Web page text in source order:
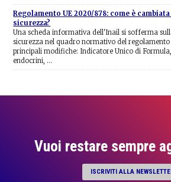
Regolamento UE 2020/878: come è
sicurezza?
Una scheda informativa dell'Inail si sofferma
sicurezza nel quadro normativo del regolamento
principali modifiche: Indicatore Unico di
endocrini, …
Vuoi restare sempre
ISCRIVITI ALLA